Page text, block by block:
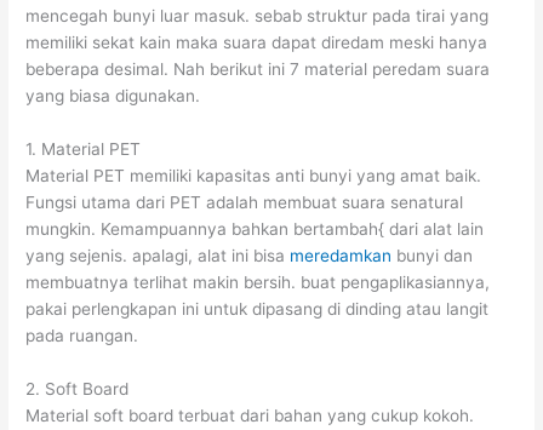
mencegah bunyi luar masuk. sebab struktur pada tirai yang
memiliki sekat kain maka suara dapat diredam meski hanya
beberapa desimal. Nah berikut ini 7 material peredam suara
yang biasa digunakan.
1. Material PET
Material PET memiliki kapasitas anti bunyi yang amat baik.
Fungsi utama dari PET adalah membuat suara senatural
mungkin. Kemampuannya bahkan bertambah{ dari alat lain
yang sejenis. apalagi, alat ini bisa meredamkan bunyi dan
membuatnya terlihat makin bersih. buat pengaplikasiannya,
pakai perlengkapan ini untuk dipasang di dinding atau langit
pada ruangan.
2. Soft Board
Material soft board terbuat dari bahan yang cukup kokoh.